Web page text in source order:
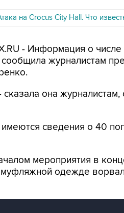
на Crocus City Hall. Что
- Информация о
журналистам
она
имеются сведения о 40
мероприятия в
одежде